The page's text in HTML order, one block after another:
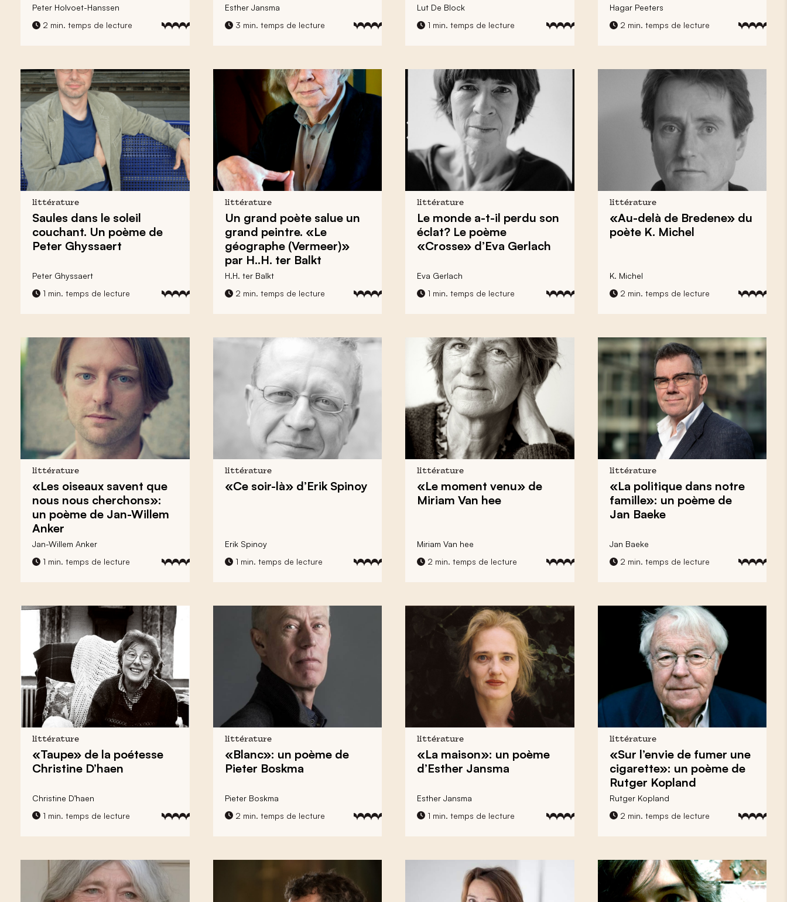
Peter Holvoet-Hanssen
2 min. temps de lecture
Esther Jansma
3 min. temps de lecture
Lut De Block
1 min. temps de lecture
Hagar Peeters
2 min. temps de lecture
littérature
Saules dans le soleil
couchant. Un poème de
Peter Ghyssaert
Peter Ghyssaert
1 min. temps de lecture
littérature
Un grand poète salue un
grand peintre. «Le
géographe (Vermeer)»
par H..H. ter Balkt
H.H. ter Balkt
2 min. temps de lecture
littérature
Le monde a-t-il perdu son
éclat? Le poème
«Crosse» d’Eva Gerlach
Eva Gerlach
1 min. temps de lecture
littérature
«Au-delà de Bredene» du
poète K. Michel
K. Michel
2 min. temps de lecture
littérature
«Les oiseaux savent que
nous nous cherchons»:
un poème de Jan-Willem
Anker
Jan-Willem Anker
1 min. temps de lecture
littérature
«Ce soir-là» d’Erik Spinoy
Erik Spinoy
1 min. temps de lecture
littérature
«Le moment venu» de
Miriam Van hee
Miriam Van hee
2 min. temps de lecture
littérature
«La politique dans notre
famille»: un poème de
Jan Baeke
Jan Baeke
2 min. temps de lecture
littérature
«Taupe» de la poétesse
Christine D’haen
Christine D’haen
1 min. temps de lecture
littérature
«Blanc»: un poème de
Pieter Boskma
Pieter Boskma
2 min. temps de lecture
littérature
«La maison»: un poème
d’Esther Jansma
Esther Jansma
1 min. temps de lecture
littérature
«Sur l’envie de fumer une
cigarette»: un poème de
Rutger Kopland
Rutger Kopland
2 min. temps de lecture